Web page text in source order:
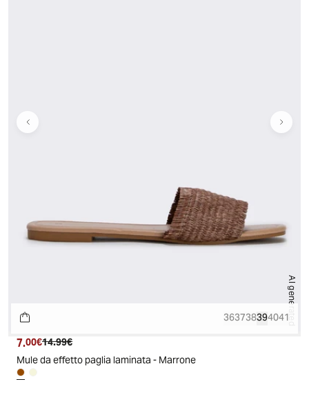
AI generated
363738394041
Prezzo attuale
7.00€ Prezzo originale
14.99€
Mule da effetto paglia laminata - Marrone